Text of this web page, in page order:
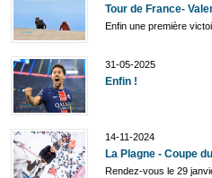
Tour de France-
Enfin une première
31-05-2025
Enfin !
14-11-2024
La Plagne - Coupe
Rendez-vous le 29